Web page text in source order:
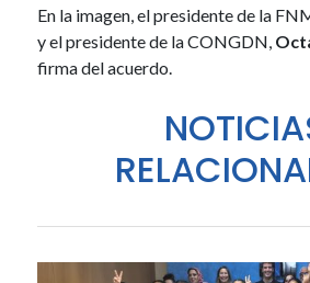
En la imagen, el presidente de la
y el presidente de la CONGDN,
firma del acuerdo.